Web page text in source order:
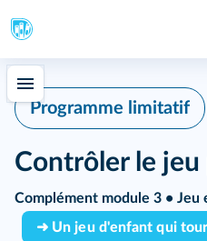
Programme limitatif
Contrôler le jeu
Complément module 3 • Jeu
➜ Un jeu d'enfant qui